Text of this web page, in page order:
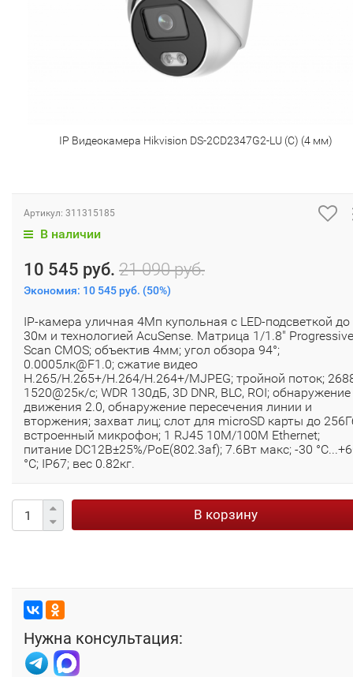
IP Видеокамера Hikvision DS-2CD2347G2-LU (C) (4 мм)
Артикул: 311315185
В наличии
10 545 руб. 21 090 руб.
Экономия: 10 545 руб. (50%)
IP-камера уличная 4Мп купольная с LED-подсветкой до
30м и технологией AcuSense. Матрица 1/1.8" Progressive
Scan CMOS; объектив 4мм; угол обзора 94°;
0.0005лк@F1.0; сжатие видео
H.265/H.265+/H.264/H.264+/MJPEG; тройной поток;
1520@25к/с; WDR 130дБ, 3D DNR, BLC, ROI; обнаружение
движения 2.0, обнаружение пересечения линии и
вторжения; захват лиц; слот для microSD карты до
встроенный микрофон; 1 RJ45 10M/100M Ethernet;
питание DC12В±25%/PoE(802.3af); 7.6Вт макс; -30
°C; IP67; вес 0.82кг.
В корзину
Нужна консультация: